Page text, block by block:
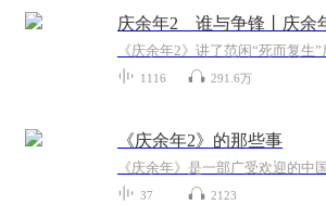
1116 291.6万
《庆余年2》的那些事
37 2123